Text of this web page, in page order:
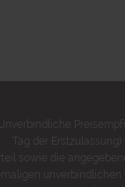
Tag der Erstzulassung).
sowie die
unverbindlichen